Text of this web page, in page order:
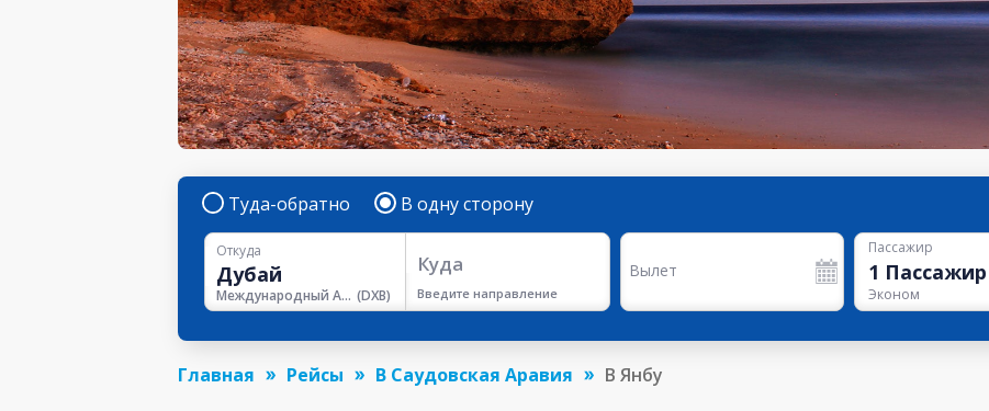
Туда-обратно В одну сторону
Откуда
Международный Аэропорт Дубая (DXB)
Куда
Введите направление
Вылет
Пассажир
1 Пассажир
Эконом
Главная Рейсы В Саудовская Аравия В Янбу